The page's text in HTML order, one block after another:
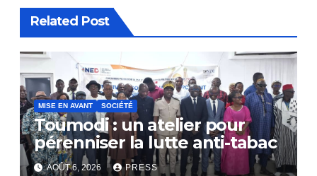
Related Post
MISE EN AVANT SOCIÉTÉ
Toumodi : un atelier pour
pérenniser la lutte anti-tabac
AOÛT 6, 2026 PRESS